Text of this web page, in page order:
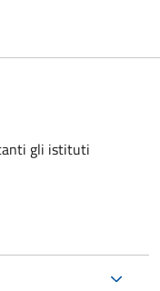
gli istituti